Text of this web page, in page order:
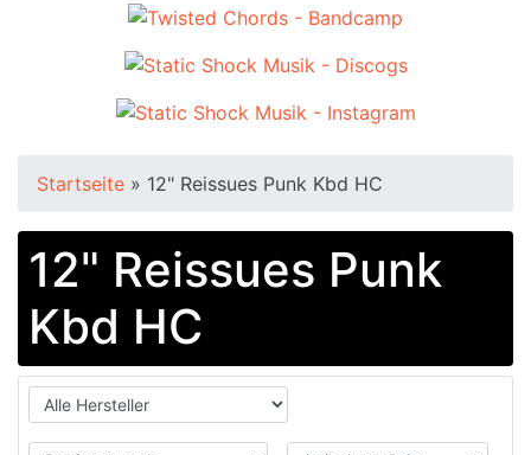
Startseite » 12" Reissues Punk Kbd HC
12" Reissues Punk
Kbd HC